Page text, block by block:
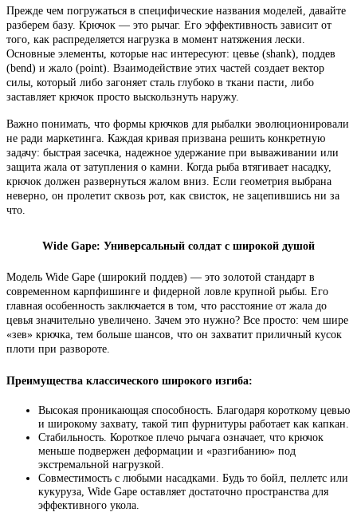
Прежде чем погружаться в специфические названия моделей, давайте
разберем базу. Крючок — это рычаг. Его эффективность зависит от
того, как распределяется нагрузка в момент натяжения лески.
Основные элементы, которые нас интересуют: цевье (shank), поддев
(bend) и жало (point). Взаимодействие этих частей создает вектор
силы, который либо загоняет сталь глубоко в ткани пасти, либо
заставляет крючок просто выскользнуть наружу.
Важно понимать, что формы крючков для рыбалки эволюционировали
не ради маркетинга. Каждая кривая призвана решить конкретную
задачу: быстрая засечка, надежное удержание при вываживании или
защита жала от затупления о камни. Когда рыба втягивает насадку,
крючок должен развернуться жалом вниз. Если геометрия выбрана
неверно, он пролетит сквозь рот, как свисток, не зацепившись ни за
что.
Wide Gape: Универсальный солдат с широкой душой
Модель Wide Gape (широкий поддев) — это золотой стандарт в
современном карпфишинге и фидерной ловле крупной рыбы. Его
главная особенность заключается в том, что расстояние от жала до
цевья значительно увеличено. Зачем это нужно? Все просто: чем шире
«зев» крючка, тем больше шансов, что он захватит приличный кусок
плоти при развороте.
Преимущества классического широкого изгиба:
Высокая проникающая способность. Благодаря короткому цевью
и широкому захвату, такой тип фурнитуры работает как капкан.
Стабильность. Короткое плечо рычага означает, что крючок
меньше подвержен деформации и «разгибанию» под
экстремальной нагрузкой.
Совместимость с любыми насадками. Будь то бойл, пеллетс или
кукуруза, Wide Gape оставляет достаточно пространства для
эффективного укола.